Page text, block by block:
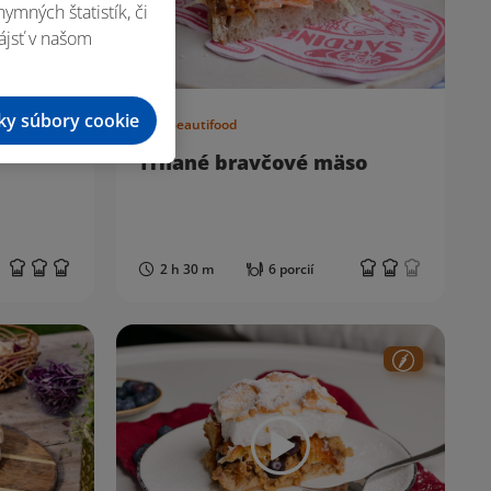
Beautifood
Trhané bravčové mäso
2 h 30 m 6 porcií
štatistík, či
v našom
súbory cookie